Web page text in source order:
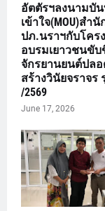
อัตตัรฯลงนามบั
เข้าใจ(MOU)สำ
ปภ.นราฯกับโคร
อบรมเยาวชนขับ
จักรยานยนต์ปลอ
สร้างวินัยจราจร
/2569
June 17, 2026